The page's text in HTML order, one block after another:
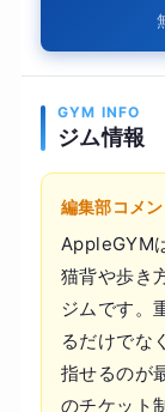
GYM INFO
ジム情報
編集部コメン
AppleGYM
猫背や歩き
ジムです。
るだけでな
指せるのが
のチケット